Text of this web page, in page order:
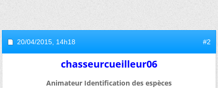
20/04/2015, 14h18 #2
chasseurcueilleur06
Animateur Identification des espèces